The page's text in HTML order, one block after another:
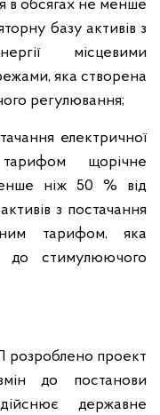
в обсягах не менше
базу активів з
місцевими
яка створена
регулювання;
електричної
щорічне
ніж 50 % від
з постачання
тарифом, яка
до стимулюючого
проект
до постанови
державне